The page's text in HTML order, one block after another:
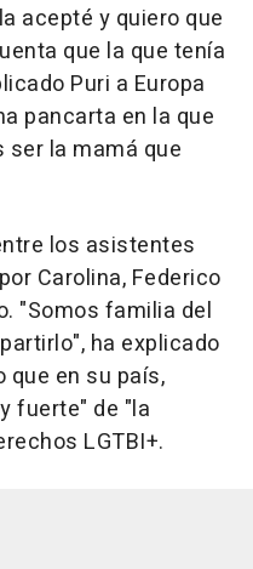
acepté y quiero que
que la que tenía
Puri a Europa
pancarta en la que
ser la mamá que
los asistentes
Carolina, Federico
"Somos familia del
ha explicado
que en su país,
fuerte" de "la
LGTBI+.